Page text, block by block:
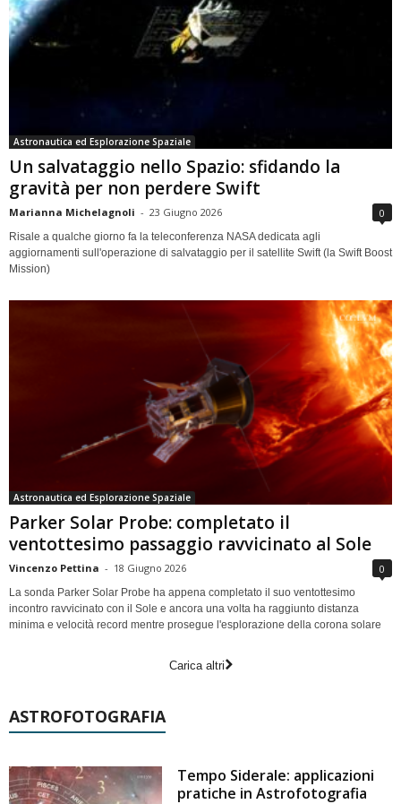
Astronautica ed Esplorazione Spaziale
Un salvataggio nello Spazio: sfidando la
gravità per non perdere Swift
Marianna Michelagnoli - 23 Giugno 2026 0
Risale a qualche giorno fa la teleconferenza NASA dedicata agli
aggiornamenti sull'operazione di salvataggio per il satellite Swift (la Swift Boost
Mission)
Astronautica ed Esplorazione Spaziale
Parker Solar Probe: completato il
ventottesimo passaggio ravvicinato al Sole
Vincenzo Pettina - 18 Giugno 2026 0
La sonda Parker Solar Probe ha appena completato il suo ventottesimo
incontro ravvicinato con il Sole e ancora una volta ha raggiunto distanza
minima e velocità record mentre prosegue l'esplorazione della corona solare
Carica altri
ASTROFOTOGRAFIA
Tempo Siderale: applicazioni
pratiche in Astrofotografia